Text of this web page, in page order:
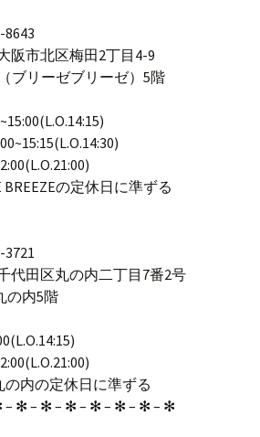
阪市北区梅田2丁目4-9
（ブリーゼブリーゼ）5階
BREEZEの定休日に準ずる
代田区丸の内二丁目7番2号
の内5階
の内の定休日に準ずる
✻ – ✻ – ✻ – ✻ – ✻ – ✻ – ✻